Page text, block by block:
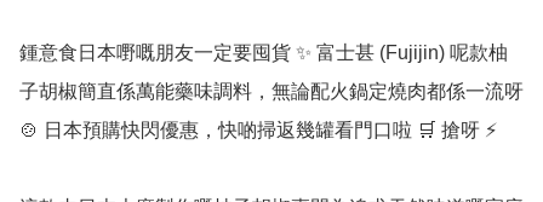
鍾意食日本嘢嘅朋友一定要囤貨 ✨ 富士甚 (Fujijin) 呢款柚
子胡椒簡直係萬能藥味調料，無論配火鍋定燒肉都係一流呀
🍲 日本預購快閃優惠，快啲掃返幾罐看門口啦 🛒 搶呀 ⚡️